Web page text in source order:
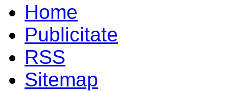
Home
Publicitate
RSS
Sitemap